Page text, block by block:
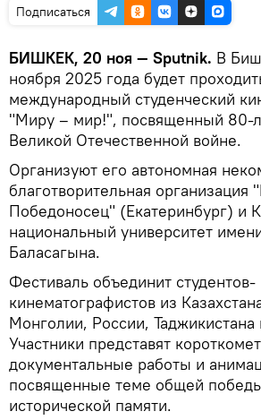
Подписаться
БИШКЕК, 20 ноя — Sputnik. В
ноября 2025 года будет
международный студенческий
"Миру – мир!", посвященный 80-
Великой Отечественной войне.
Организуют его автономная
благотворительная организация
Победоносец" (Екатеринбург) и
национальный университет
Баласагына.
Фестиваль объединит студентов-
кинематографистов из
Монголии, России, Таджикистана
Участники представят
документальные работы и
посвященные теме общей
исторической памяти.